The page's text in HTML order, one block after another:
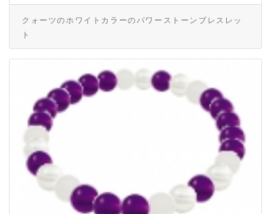
クォーツのホワイトカラーのパワーストーンブレスレッ
ト